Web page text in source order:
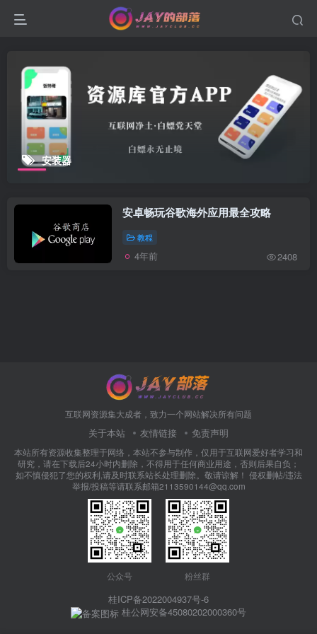
安装器
安卓畅玩谷歌海外应用最全攻略
教程
4年前 2408
互联网资源集大成者，致力一个网站解决所有问题
关于本站 友情链接 免责声明
本站所有资源收集整理于网络，本站不参与制作，仅用于互联网爱好者学习和
研究，请在下载后24小时内删除，不得用于任何商业用途，否则后果自负；
如不慎侵犯了您的权利,请及时联系站长处理删除。敬请谅解！ 侵权删帖/违法
举报/投稿等请联系邮箱2113590144@qq.com
公众号 粉丝群
桂ICP备2022004937号-6
桂公网安备45080202000360号